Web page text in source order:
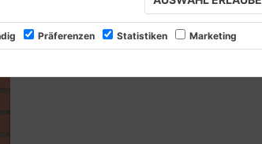
Präferenzen Statistiken Marketing